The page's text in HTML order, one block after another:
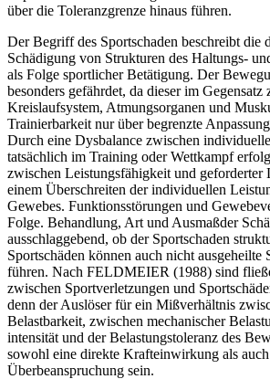
über die Toleranzgrenze hinaus führen.
Der Begriff des Sportschaden beschreibt die
Schädigung von Strukturen des Haltungs-
als Folge sportlicher Betätigung. Der
besonders gefährdet, da dieser im Gegensatz
Kreislaufsystem, Atmungsorganen und
Trainierbarkeit nur über begrenzte
Durch eine Dysbalance zwischen
tatsächlich im Training oder Wettkampf
zwischen Leistungsfähigkeit und geforderter
einem Überschreiten der individuellen
Gewebes. Funktionsstörungen und
Folge. Behandlung, Art und Ausmaßder
ausschlaggebend, ob der Sportschaden
Sportschäden können auch nicht ausgeheilte
führen. Nach FELDMEIER (1988) sind
zwischen Sportverletzungen und
denn der Auslöser für ein Mißverhältnis
Belastbarkeit, zwischen mechanischer
intensität und der Belastungstoleranz des
sowohl eine direkte Krafteinwirkung als
Überbeanspruchung sein.